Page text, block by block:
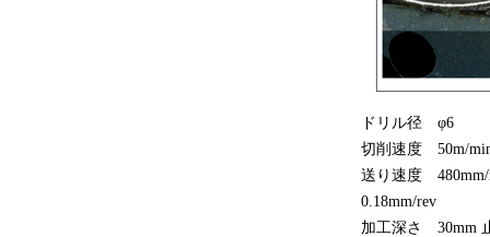
ドリル径 φ6
切削速度 50m/
送り速度
0.18mm/rev
加工深さ 30mm